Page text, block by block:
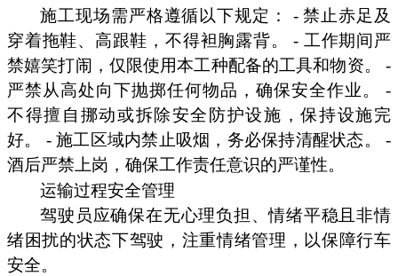
施工现场需严格遵循以下规定： - 禁止赤足及
穿着拖鞋、高跟鞋，不得袒胸露背。 - 工作期间严
禁嬉笑打闹，仅限使用本工种配备的工具和物资。 -
严禁从高处向下抛掷任何物品，确保安全作业。 -
不得擅自挪动或拆除安全防护设施，保持设施完
好。 - 施工区域内禁止吸烟，务必保持清醒状态。 -
酒后严禁上岗，确保工作责任意识的严谨性。
运输过程安全管理
驾驶员应确保在无心理负担、情绪平稳且非情
绪困扰的状态下驾驶，注重情绪管理，以保障行车
安全。